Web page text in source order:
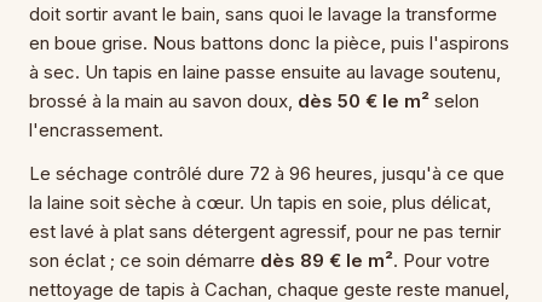
doit sortir avant le bain, sans quoi le lavage la transforme
en boue grise. Nous battons donc la pièce, puis l'aspirons
à sec. Un tapis en laine passe ensuite au lavage soutenu,
brossé à la main au savon doux, dès 50 € le m² selon
l'encrassement.
Le séchage contrôlé dure 72 à 96 heures, jusqu'à ce que
la laine soit sèche à cœur. Un tapis en soie, plus délicat,
est lavé à plat sans détergent agressif, pour ne pas ternir
son éclat ; ce soin démarre dès 89 € le m². Pour votre
nettoyage de tapis à Cachan, chaque geste reste manuel,